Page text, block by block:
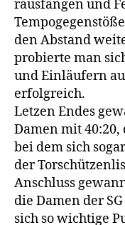
rausfangen und
den Abstand
probierte man
und Einläufern
erfolgreich.
Letzen Endes
Damen mit
bei dem sich
der
Anschluss
die Damen der
sich so wichtige